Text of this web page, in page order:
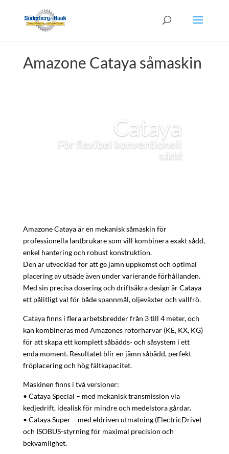
Amazone Cataya såmaskin
Cataya
För flexibel konventionell
sådd
Amazone Cataya är en mekanisk såmaskin för
professionella lantbrukare som vill kombinera exakt sådd,
enkel hantering och robust konstruktion.
Den är utvecklad för att ge jämn uppkomst och optimal
placering av utsäde även under varierande förhållanden.
Med sin precisa dosering och driftsäkra design är Cataya
ett pålitligt val för både spannmål, oljeväxter och vallfrö.
Cataya finns i flera arbetsbredder från 3 till 4 meter, och
kan kombineras med Amazones rotorharvar (KE, KX, KG)
för att skapa ett komplett såbädds- och såsystem i ett
enda moment. Resultatet blir en jämn såbädd, perfekt
fröplacering och hög fältkapacitet.
Maskinen finns i två versioner:
• Cataya Special – med mekanisk transmission via
kedjedrift, idealisk för mindre och medelstora gårdar.
• Cataya Super – med eldriven utmatning (ElectricDrive)
och ISOBUS-styrning för maximal precision och
bekvämlighet.